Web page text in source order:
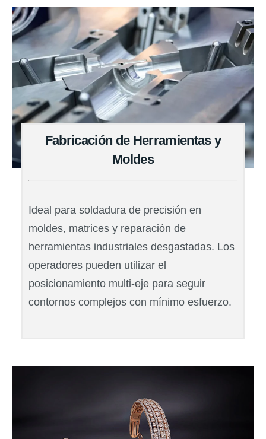
Fabricación de Herramientas y
Moldes
Ideal para soldadura de precisión en
moldes, matrices y reparación de
herramientas industriales desgastadas. Los
operadores pueden utilizar el
posicionamiento multi-eje para seguir
contornos complejos con mínimo esfuerzo.